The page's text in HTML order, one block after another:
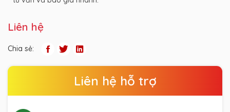
Liên hệ
Chia sẻ:
Liên hệ hỗ trợ